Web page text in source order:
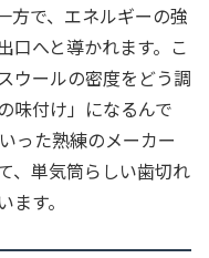
方で、エネルギーの強
口へと導かれます。こ
ウールの密度をどう調
味付け」になるんで
った熟練のメーカー
、単気筒らしい歯切れ
す。